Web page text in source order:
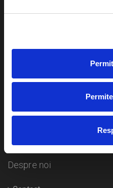
Concerte si
Despre noi